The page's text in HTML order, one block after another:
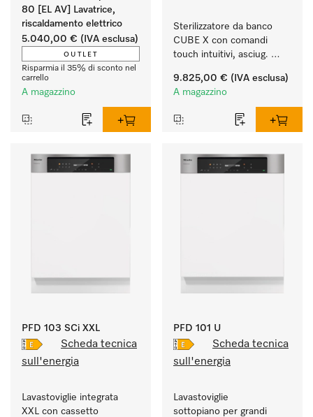
80 [EL AV] Lavatrice,
riscaldamento elettrico
5.040,00 € (IVA esclusa)
OUTLET
Risparmia il 35% di sconto nel
carrello
A magazzino
Sterilizzatore da banco
CUBE X con comandi
touch intuitivi, asciug.
di strumenti.
9.825,00 € (IVA esclusa)
A magazzino
PFD 103 SCi XXL
Scheda tecnica
sull'energia
Lavastoviglie integrata
XXL con cassetto
PFD 101 U
Scheda tecnica
sull'energia
Lavastoviglie
sottopiano per grandi